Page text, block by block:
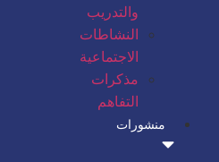
والتدريب
النشاطات
الاجتماعية
مذكرات
التفاهم
منشورات